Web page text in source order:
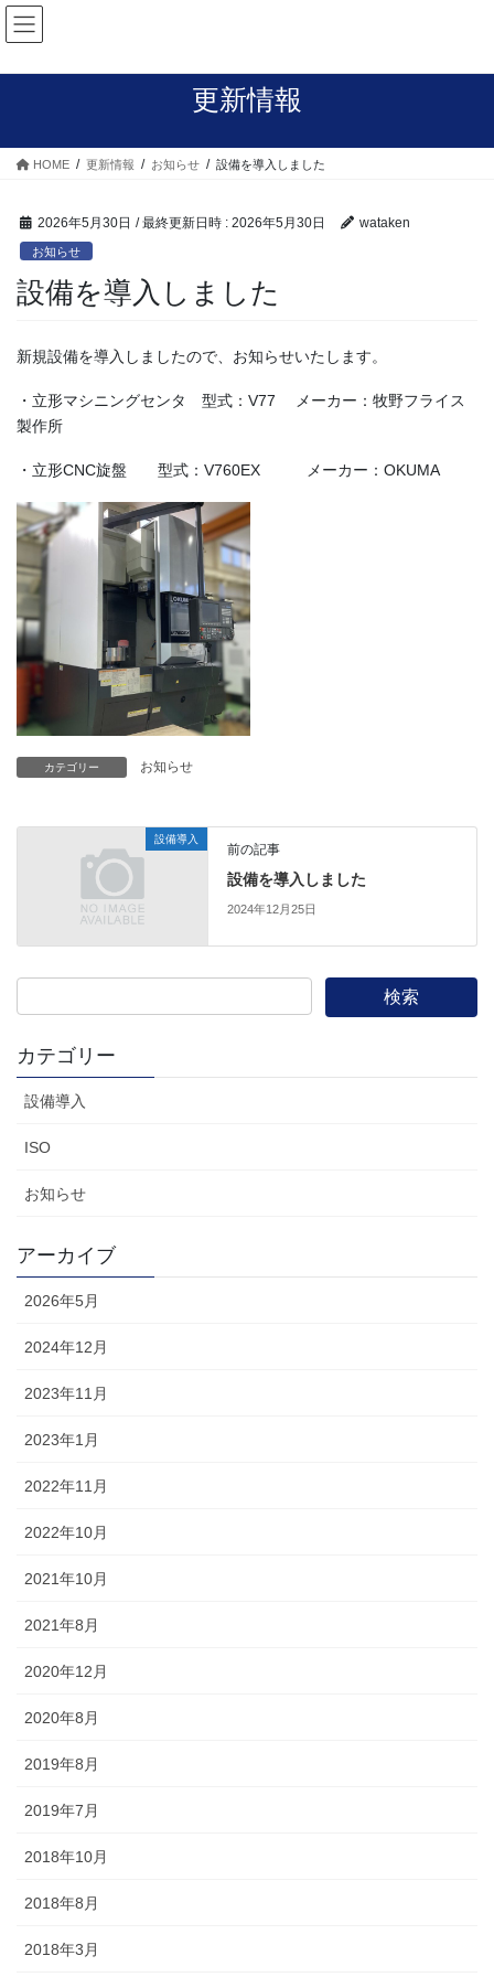
コ
ン
ン
ス
ナ
ビ
ー
ン
更新情報
HOME 更新情報 お知らせ 設備を導入しました
2026年5月30日 / 最終更新日時 : 2026年5月30日 wataken
お知らせ
設備を導入しました
新規設備を導入しましたので、お知らせいたします。
・立形マシニングセンタ 型式：V77 メーカー：牧野フライス
製作所
・立形CNC旋盤 型式：V760EX メーカー：OKUMA
カテゴリー お知らせ
設備導入
前の記事
設備を導入しました
2024年12月25日
カテゴリー
設備導入
ISO
お知らせ
アーカイブ
2026年5月
2024年12月
2023年11月
2023年1月
2022年11月
2022年10月
2021年10月
2021年8月
2020年12月
2020年8月
2019年8月
2019年7月
2018年10月
2018年8月
2018年3月